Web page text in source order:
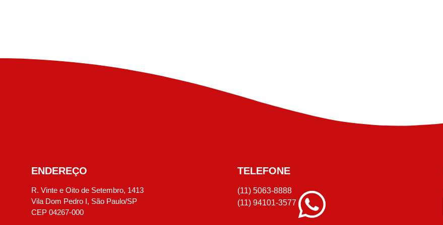
ENDEREÇO
R. Vinte e Oito de Setembro, 1413
Vila Dom Pedro I, São Paulo/SP
CEP 04267-000
TELEFONE
(11) 5063-8888
(11) 94101-3577